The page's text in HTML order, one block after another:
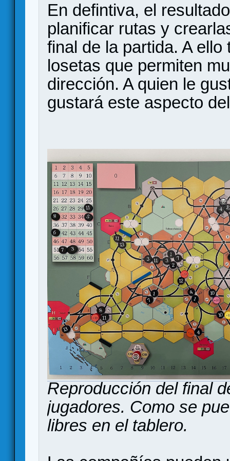
En defintiva, el
planificar rutas y
final de la partida. A
losetas que permiten
dirección. A quien le
gustará este aspecto
Reproducción del final
jugadores. Como se
libres en el tablero.